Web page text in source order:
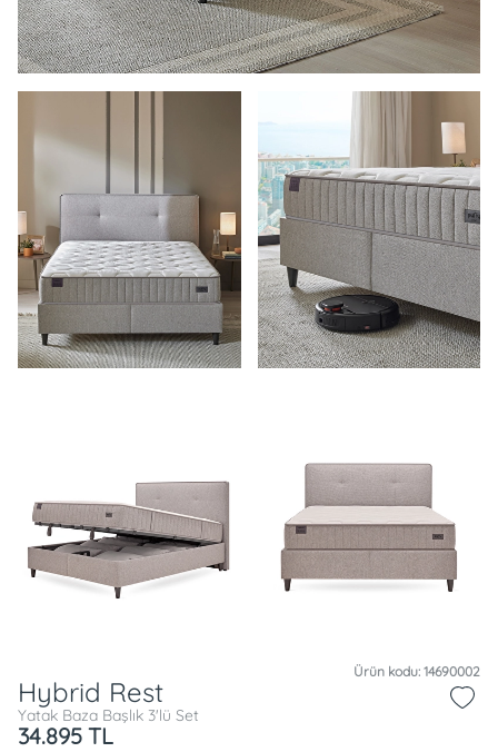
Ürün kodu: 14690002
Hybrid Rest
Yatak Baza Başlık 3'lü Set
34.895 TL